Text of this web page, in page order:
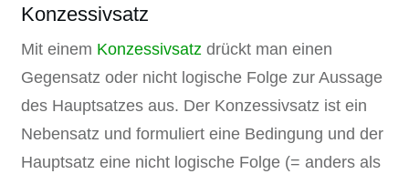
Konzessivsatz
Mit einem Konzessivsatz drückt man einen
Gegensatz oder nicht logische Folge zur Aussage
des Hauptsatzes aus. Der Konzessivsatz ist ein
Nebensatz und formuliert eine Bedingung und der
Hauptsatz eine nicht logische Folge (= anders als